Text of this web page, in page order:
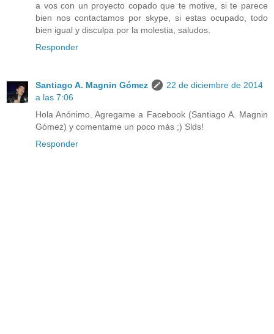
a vos con un proyecto copado que te motive, si te parece
bien nos contactamos por skype, si estas ocupado, todo
bien igual y disculpa por la molestia, saludos.
Responder
Santiago A. Magnin Gómez
22 de diciembre de 2014
a las 7:06
Hola Anónimo. Agregame a Facebook (Santiago A. Magnin
Gómez) y comentame un poco más ;) Slds!
Responder